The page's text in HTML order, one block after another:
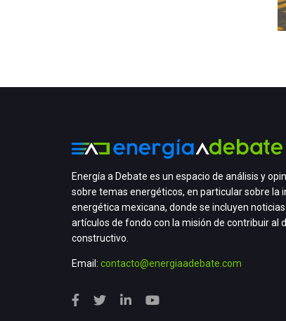
Energía a Debate es un espacio de análisis y
sobre temas energéticos, en particular sobre la
energética mexicana, donde se incluyen
artículos de fondo con la misión de contribuir al
constructivo.
Email: contacto@energiaadebate.com